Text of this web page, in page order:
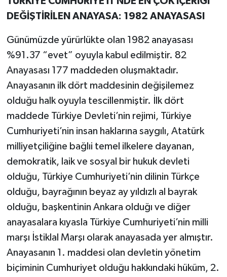
DEĞİŞTİRİLEN ANAYASA: 1982 ANAYASASI
Günümüzde yürürlükte olan 1982 anayasası
%91.37 “evet” oyuyla kabul edilmiştir. 82
Anayasası 177 maddeden oluşmaktadır.
Anayasanın ilk dört maddesinin değişilemez
olduğu halk oyuyla tescillenmiştir. İlk dört
maddede Türkiye Devleti’nin rejimi, Türkiye
Cumhuriyeti’nin insan haklarına saygılı, Atatürk
milliyetçiliğine bağlıi temel ilkelere dayanan,
demokratik, laik ve sosyal bir hukuk devleti
olduğu, Türkiye Cumhuriyeti’nin dilinin Türkçe
olduğu, bayrağının beyaz ay yıldızlı al bayrak
olduğu, başkentinin Ankara olduğı ve diğer
anayasalara kıyasla Türkiye Cumhuriyeti’nin milli
marşı İstiklal Marşı olarak anayasada yer almıştır.
Anayasanın 1. maddesi olan devletin yönetim
biçiminin Cumhuriyet olduğu hakkındaki hüküm, 2.